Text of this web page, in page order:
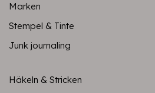
Marken
Stempel & Tinte
Junk journaling
Häkeln & Stricken